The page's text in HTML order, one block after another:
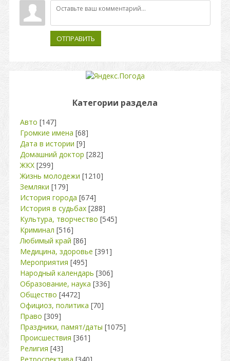
ОТПРАВИТЬ
Категории раздела
Авто [147]
Громкие имена [68]
Дата в истории [9]
Домашний доктор [282]
ЖКХ [299]
Жизнь молодежи [1210]
Земляки [179]
История города [674]
История в судьбах [288]
Культура, творчество [545]
Криминал [516]
Любимый край [86]
Медицина, здоровье [391]
Мероприятия [495]
Народный календарь [306]
Образование, наука [336]
Общество [4472]
Официоз, политика [70]
Право [309]
Праздники, памят/даты [1075]
Происшествия [361]
Религия [43]